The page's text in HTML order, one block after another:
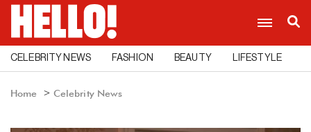
CELEBRITY NEWS FASHION BEAUTY LIFESTYLE
Home Celebrity News